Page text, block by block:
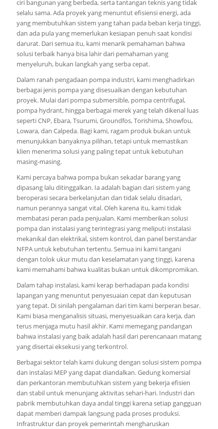
ciri bangunan yang berbeda, serta tantangan teknis yang tidak
selalu sama. Ada proyek yang menuntut efisiensi energi, ada
yang membutuhkan sistem yang tahan pada beban kerja tinggi,
dan ada pula yang memerlukan kesiapan penuh saat kondisi
darurat. Dari semua itu, kami menarik pemahaman bahwa
solusi terbaik hanya bisa lahir dari pemahaman yang
menyeluruh, bukan langkah yang serba cepat.
Dalam ranah pengadaan pompa industri, kami menghadirkan
berbagai jenis pompa yang disesuaikan dengan kebutuhan
proyek. Mulai dari pompa submersible, pompa centrifugal,
pompa hydrant, hingga berbagai merek yang telah dikenal luas
seperti CNP, Ebara, Tsurumi, Groundfos, Torishima, Showfou,
Lowara, dan Calpeda. Bagi kami, ragam produk bukan untuk
menunjukkan banyaknya pilihan, tetapi untuk memastikan
klien menerima solusi yang paling tepat untuk kebutuhan
masing-masing.
Kami percaya bahwa pompa bukan sekadar barang yang
dipasang lalu ditinggalkan. Ia adalah bagian dari sistem yang
beroperasi secara berkelanjutan dan tidak selalu disadari,
namun perannya sangat vital. Oleh karena itu, kami tidak
membatasi peran pada penjualan. Kami memberikan solusi
pompa dan instalasi yang terintegrasi yang meliputi instalasi
mekanikal dan elektrikal, sistem kontrol, dan panel berstandar
NFPA untuk kebutuhan tertentu. Semua ini kami tangani
dengan tolok ukur mutu dan keselamatan yang tinggi, karena
kami memahami bahwa kualitas bukan untuk dikompromikan.
Dalam tahap instalasi, kami kerap berhadapan pada kondisi
lapangan yang menuntut penyesuaian cepat dan keputusan
yang tepat. Di sinilah pengalaman dari tim kami berperan besar.
Kami biasa menganalisis situasi, menyesuaikan cara kerja, dan
terus menjaga mutu hasil akhir. Kami memegang pandangan
bahwa instalasi yang baik adalah hasil dari perencanaan matang
yang disertai eksekusi yang terkontrol.
Berbagai sektor telah kami dukung dengan solusi sistem pompa
dan instalasi MEP yang dapat diandalkan. Gedung komersial
dan perkantoran membutuhkan sistem yang bekerja efisien
dan stabil untuk menunjang aktivitas sehari-hari. Industri dan
pabrik membutuhkan daya andal tinggi karena setiap gangguan
dapat memberi dampak langsung pada proses produksi.
Infrastruktur dan proyek pemerintah mengharuskan